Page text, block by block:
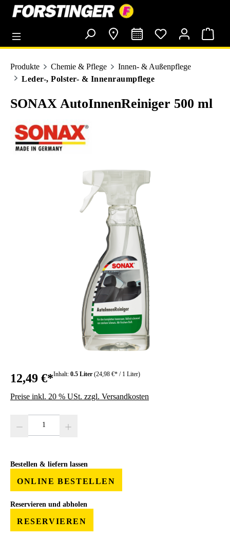
springen
Produkte Chemie & Pflege
Innen- & Außenpflege
Leder-, Polster- & Innenraumpflege
SONAX AutoInnenReiniger 500 ml
Bildergalerie überspringen
12,49 €*Inhalt: 0.5 Liter (24,98 €* / 1 Liter)
Preise inkl. 20 % USt. zzgl. Versandkosten
Bestellen & liefern lassen
ONLINE BESTELLEN
Reservieren und abholen
RESERVIEREN